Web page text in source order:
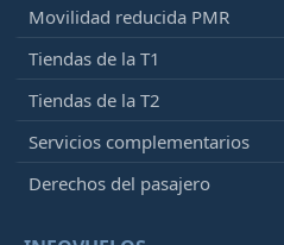
Movilidad reducida PMR
Tiendas de la T1
Tiendas de la T2
Servicios complementarios
Derechos del pasajero